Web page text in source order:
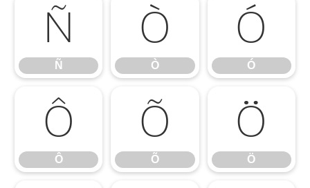
Ñ
Ñ
Ò
Ò
Ó
Ó
Ô
Ô
Õ
Õ
Ö
Ö